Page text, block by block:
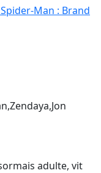
Man : Brand
adulte, vit